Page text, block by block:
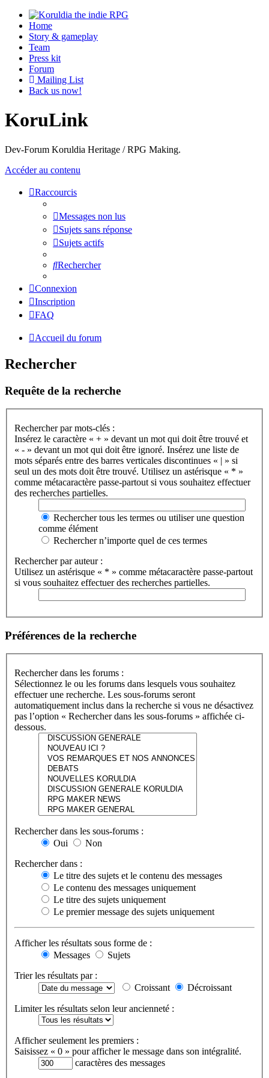
Home
Story & gameplay
Team
Press kit
Forum
Mailing List
Back us now!
KoruLink
Dev-Forum Koruldia Heritage / RPG Making.
Accéder au contenu
Raccourcis
Messages non lus
Sujets sans réponse
Sujets actifs
Rechercher
Connexion
Inscription
FAQ
Accueil du forum
Rechercher
Requête de la recherche
Rechercher par mots-clés :
Insérez le caractère « + » devant un mot qui doit être trouvé et
« - » devant un mot qui doit être ignoré. Insérez une liste de
mots séparés entre des barres verticales discontinues « | » si
seul un des mots doit être trouvé. Utilisez un astérisque « * »
comme métacaractère passe-partout si vous souhaitez effectuer
des recherches partielles.
Rechercher tous les termes ou utiliser une question
comme élément
Rechercher n’importe quel de ces termes
Rechercher par auteur :
Utilisez un astérisque « * » comme métacaractère passe-partout
si vous souhaitez effectuer des recherches partielles.
Préférences de la recherche
Rechercher dans les forums :
Sélectionnez le ou les forums dans lesquels vous souhaitez
effectuer une recherche. Les sous-forums seront
automatiquement inclus dans la recherche si vous ne désactivez
pas l’option « Rechercher dans les sous-forums » affichée ci-
dessous.
Rechercher dans les sous-forums :
Oui
Non
Rechercher dans :
Le titre des sujets et le contenu des messages
Le contenu des messages uniquement
Le titre des sujets uniquement
Le premier message des sujets uniquement
Afficher les résultats sous forme de :
Messages
Sujets
Trier les résultats par :
Croissant
Décroissant
Limiter les résultats selon leur ancienneté :
Afficher seulement les premiers :
Saisissez « 0 » pour afficher le message dans son intégralité.
caractères des messages